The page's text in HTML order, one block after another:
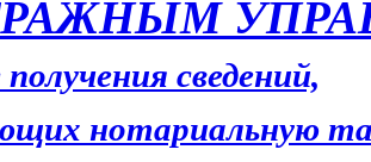
сведений,
нотариальную